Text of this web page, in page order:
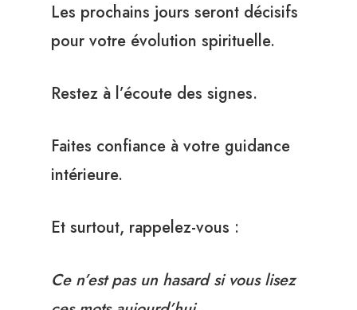
Les prochains jours seront décisifs
pour votre évolution spirituelle.
Restez à l’écoute des signes.
Faites confiance à votre guidance
intérieure.
Et surtout, rappelez-vous :
Ce n’est pas un hasard si vous lisez